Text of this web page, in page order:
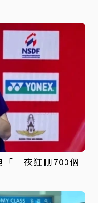
一夜狂刪700個